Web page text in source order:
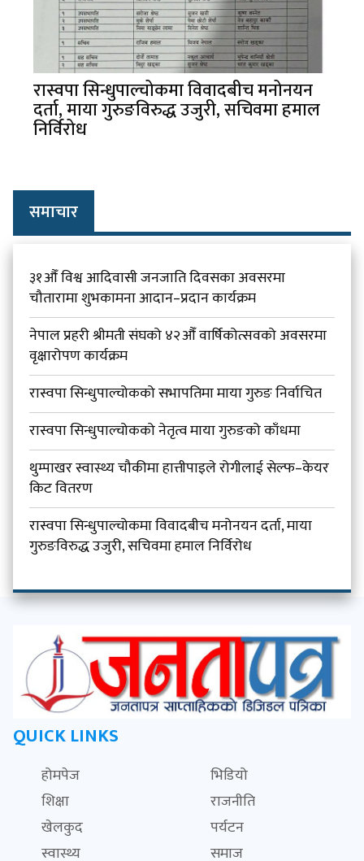
रास्वपा सिन्धुपाल्चोकमा विवादबीच मनोनयन
दर्ता, माया गुरुङविरुद्ध उजुरी, सचिवमा हमाल
निर्विरोध
समाचार
३१औँ विश्व आदिवासी जनजाति दिवसका अवसरमा
चौतारामा शुभकामना आदान–प्रदान कार्यक्रम
नेपाल प्रहरी श्रीमती संघको ४२औँ वार्षिकोत्सवको अवसरमा
वृक्षारोपण कार्यक्रम
रास्वपा सिन्धुपाल्चोकको सभापतिमा माया गुरुङ निर्वाचित
रास्वपा सिन्धुपाल्चोकको नेतृत्व माया गुरुङको काँधमा
थुम्पाखर स्वास्थ्य चौकीमा हात्तीपाइले रोगीलाई सेल्फ–केयर
किट वितरण
रास्वपा सिन्धुपाल्चोकमा विवादबीच मनोनयन दर्ता, माया
गुरुङविरुद्ध उजुरी, सचिवमा हमाल निर्विरोध
QUICK LINKS
होमपेज
भिडियो
शिक्षा
राजनीति
खेलकुद
पर्यटन
स्वास्थ्य
समाज